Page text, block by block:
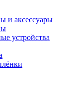
и аксессуары
устройства